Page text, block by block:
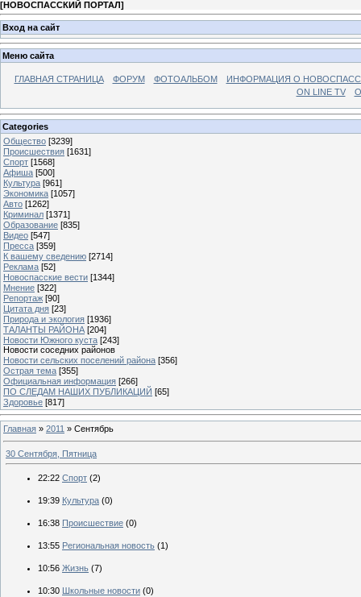
[НОВОСПАССКИЙ ПОРТАЛ]
Вход на сайт
Меню сайта
ГЛАВНАЯ СТРАНИЦА ФОРУМ ФОТОАЛЬБОМ
ИНФОРМАЦИЯ О
ON LINE TV
Categories
Общество [3239]
Происшествия [1631]
Спорт [1568]
Афиша [500]
Культура [961]
Экономика [1057]
Авто [1262]
Криминал [1371]
Образование [835]
Видео [547]
Пресса [359]
К вашему сведению [2714]
Реклама [52]
Новоспасские вести [1344]
Мнение [322]
Репортаж [90]
Цитата дня [23]
Природа и экология [1936]
ТАЛАНТЫ РАЙОНА [204]
Новости Южного куста [243]
Новости соседних районов
Новости сельских поселений района [356]
Острая тема [355]
Официальная информация [266]
ПО СЛЕДАМ НАШИХ ПУБЛИКАЦИЙ [65]
Здоровье [817]
Главная » 2011 » Сентябрь
30 Сентября, Пятница
22:22 Спорт (2)
19:39 Культура (0)
16:38 Происшествие (0)
13:55 Региональная новость (1)
10:56 Жизнь (7)
10:30 Школьные новости (0)